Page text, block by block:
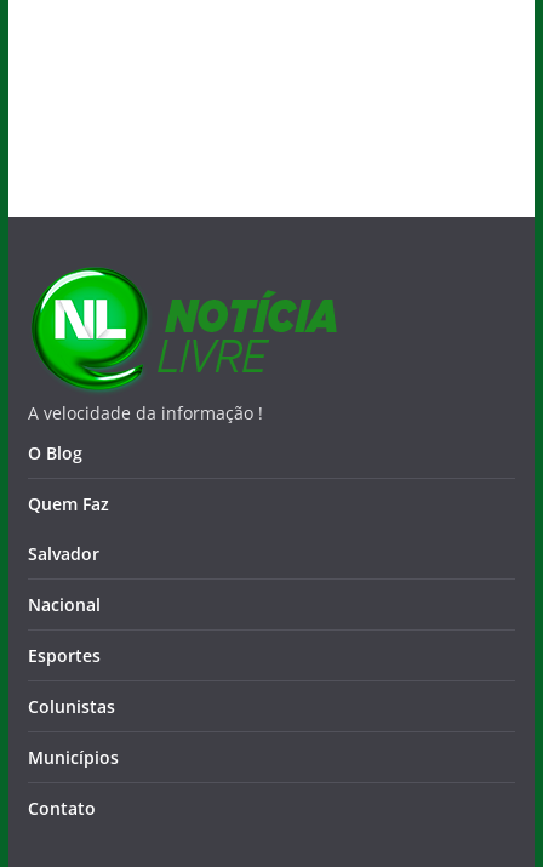
A velocidade da informação !
O Blog
Quem Faz
Salvador
Nacional
Esportes
Colunistas
Municípios
Contato